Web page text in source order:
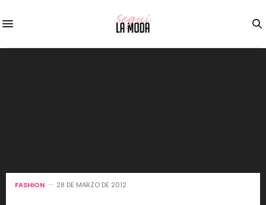
FASHION 28 DE MARZO DE 2012